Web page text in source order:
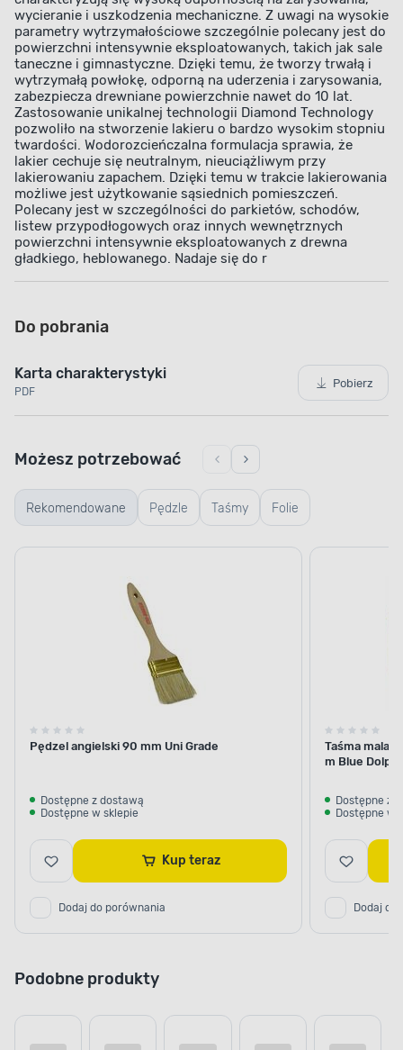
wycieranie i uszkodzenia mechaniczne. Z uwagi na wysokie
parametry wytrzymałościowe szczególnie polecany jest do
powierzchni intensywnie eksploatowanych, takich jak sale
taneczne i gimnastyczne. Dzięki temu, że tworzy trwałą i
wytrzymałą powłokę, odporną na uderzenia i zarysowania,
zabezpiecza drewniane powierzchnie nawet do 10 lat.
Zastosowanie unikalnej technologii Diamond Technology
pozwoliło na stworzenie lakieru o bardzo wysokim stopniu
twardości. Wodorozcieńczalna formulacja sprawia, że
lakier cechuje się neutralnym, nieuciążliwym przy
lakierowaniu zapachem. Dzięki temu w trakcie lakierowania
możliwe jest użytkowanie sąsiednich pomieszczeń.
Polecany jest w szczególności do parkietów, schodów,
listew przypodłogowych oraz innych wewnętrznych
powierzchni intensywnie eksploatowanych z drewna
gładkiego, heblowanego. Nadaje się do r
Do pobrania
Karta charakterystyki
PDF
Pobierz
Rekomendowane Pędzle Taśmy Folie
Możesz potrzebować
Pędzel angielski 90 mm Uni Grade
Dostępne z dostawą
Dostępne w sklepie
Kup teraz
Dodaj do porównania
Taśma
m Blue
Dostępne z
Dostępne w
Dodaj do
Podobne produkty